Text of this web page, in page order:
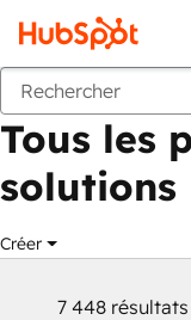
Retour
Tous les
solutions
Créer
7 448